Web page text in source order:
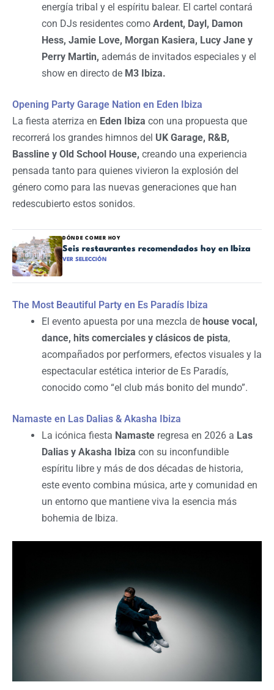
energía tribal y el espíritu balear. El cartel contará
con DJs residentes como Ardent, Dayl, Damon
Hess, Jamie Love, Morgan Kasiera, Lucy Jane y
Perry Martin, además de invitados especiales y el
show en directo de M3 Ibiza.
Opening Party Garage Nation en Eden Ibiza
La fiesta aterriza en Eden Ibiza con una propuesta que
recorrerá los grandes himnos del UK Garage, R&B,
Bassline y Old School House, creando una experiencia
pensada tanto para quienes vivieron la explosión del
género como para las nuevas generaciones que han
redescubierto estos sonidos.
DÓNDE COMER HOY
Seis restaurantes recomendados hoy en Ibiza
VER SELECCIÓN
The Most Beautiful Party en Es Paradís Ibiza
El evento apuesta por una mezcla de house vocal,
dance, hits comerciales y clásicos de pista,
acompañados por performers, efectos visuales y la
espectacular estética interior de Es Paradís,
conocido como “el club más bonito del mundo”.
Namaste en Las Dalias & Akasha Ibiza
La icónica fiesta Namaste regresa en 2026 a Las
Dalias y Akasha Ibiza con su inconfundible
espíritu libre y más de dos décadas de historia,
este evento combina música, arte y comunidad en
un entorno que mantiene viva la esencia más
bohemia de Ibiza.